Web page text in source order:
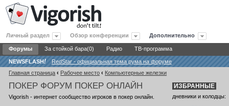
Личный раздел Обзор конференции Дополнительно
Форумы За стойкой бара(0) Радио ТВ-программа
NEWSFLASH!
RedStar - официальная тема рума на форуме
Главная страница ‹ Рабочее место ‹ Компьютерные железки
ПОКЕР ФОРУМ ПОКЕР ОНЛАЙН
Vigorish - интернет сообщество игроков в покер онлайн.
ИЗБРАННЫЕ
дневники и колодцы: